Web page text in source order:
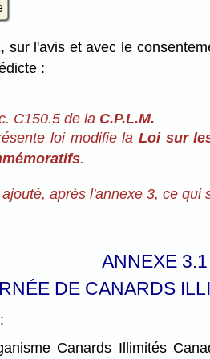
sur l'avis et avec le
:
C150.5 de la C.P.L.M.
loi modifie la Loi sur
.
après l'annexe 3, ce qui
ANNEXE 3.1
DE CANARDS
Canards Illimités